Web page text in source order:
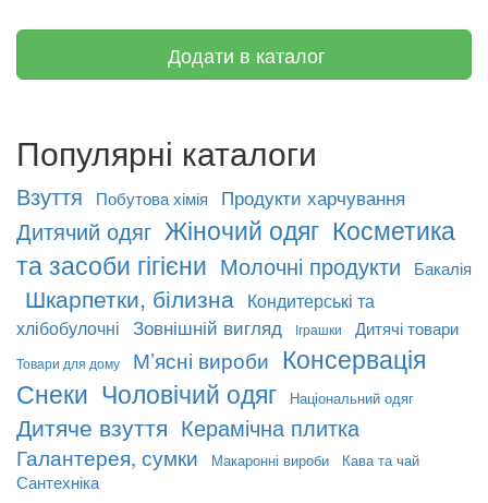
Додати в каталог
Популярні каталоги
Взуття Побутова хімія Продукти харчування
Дитячий одяг Жіночий одяг Косметика
та засоби гігієни Молочні продукти Бакалія
Шкарпетки, білизна Кондитерські та
хлібобулочні Зовнішній вигляд Іграшки Дитячі товари
Товари для дому М’ясні вироби Консервація
Снеки Чоловічий одяг Національний одяг
Дитяче взуття Керамічна плитка
Галантерея, сумки Макаронні вироби Кава та чай
Сантехніка